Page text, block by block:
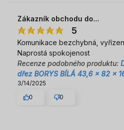
Zákazník obchodu do...
5
Komunikace bezchybná,
Naprostá spokojenost
Recenze podobného produktu:
dřez BORYS BÍLÁ 43,6 x 82 x
3/14/2025
0
0